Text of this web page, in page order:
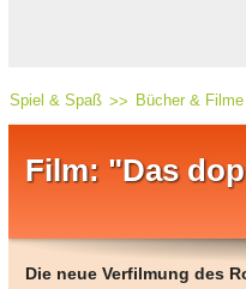
Spiel & Spaß Bücher & Filme
Film: "Das
Die neue Verfilmung des